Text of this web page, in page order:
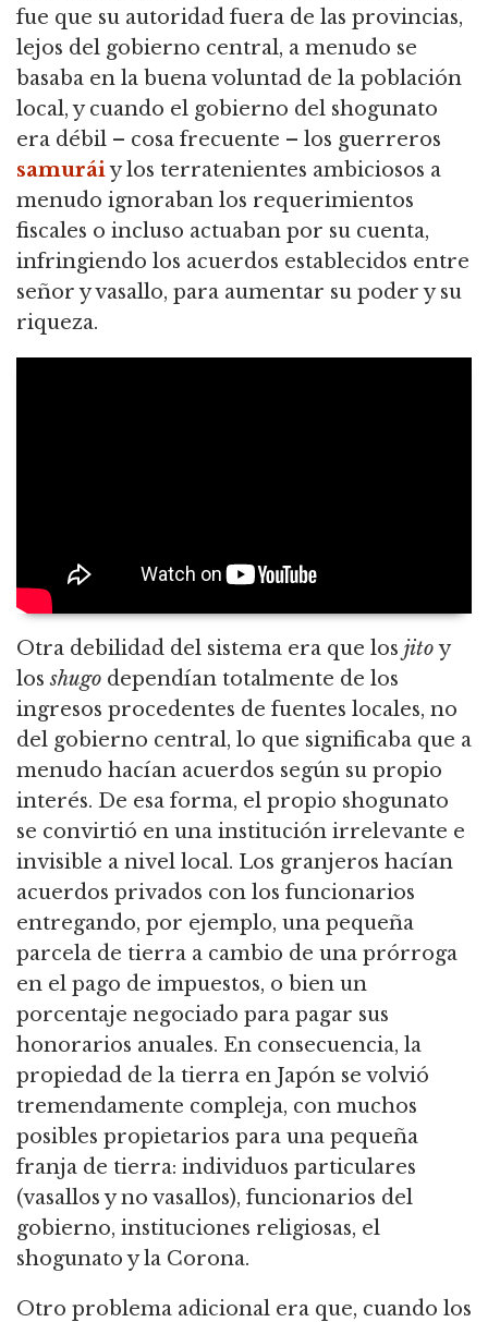
fue que su autoridad fuera de las provincias,
lejos del gobierno central, a menudo se
basaba en la buena voluntad de la población
local, y cuando el gobierno del shogunato
era débil – cosa frecuente – los guerreros
samuráiy los terratenientes ambiciosos a
menudo ignoraban los requerimientos
fiscales o incluso actuaban por su cuenta,
infringiendo los acuerdos establecidos entre
señor y vasallo, para aumentar su poder y su
riqueza.
Otra debilidad del sistema era que los jitoy
losshugo dependían totalmente de los
ingresos procedentes de fuentes locales, no
del gobierno central, lo que significaba que a
menudo hacían acuerdos según su propio
interés. De esa forma, el propio shogunato
se convirtió en una institución irrelevante e
invisible a nivel local. Los granjeros hacían
acuerdos privados con los funcionarios
entregando, por ejemplo, una pequeña
parcela de tierra a cambio de una prórroga
en el pago de impuestos, o bien un
porcentaje negociado para pagar sus
honorarios anuales. En consecuencia, la
propiedad de la tierra en Japón se volvió
tremendamente compleja, con muchos
posibles propietarios para una pequeña
franja de tierra: individuos particulares
(vasallos y no vasallos), funcionarios del
gobierno, instituciones religiosas, el
shogunato y la Corona.
Otro problema adicional era que, cuando los